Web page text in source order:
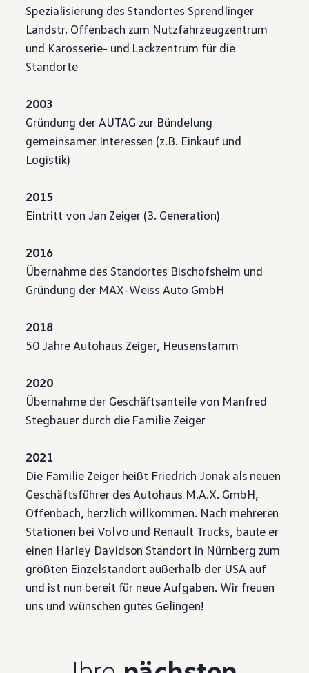
Spezialisierung des Standortes Sprendlinger
Landstr. Offenbach zum Nutzfahrzeugzentrum
und Karosserie- und Lackzentrum für die
Standorte
2003
Gründung der AUTAG zur Bündelung
gemeinsamer Interessen (z.B. Einkauf und
Logistik)
2015
Eintritt von Jan Zeiger (3. Generation)
2016
Übernahme des Standortes Bischofsheim und
Gründung der MAX-Weiss Auto GmbH
2018
50 Jahre Autohaus Zeiger, Heusenstamm
2020
Übernahme der Geschäftsanteile von Manfred
Stegbauer durch die Familie Zeiger
2021
Die Familie Zeiger heißt Friedrich Jonak als neuen
Geschäftsführer des Autohaus M.A.X. GmbH,
Offenbach, herzlich willkommen. Nach mehreren
Stationen bei Volvo und Renault Trucks, baute er
einen Harley Davidson Standort in Nürnberg zum
größten Einzelstandort außerhalb der USA auf
und ist nun bereit für neue Aufgaben. Wir freuen
uns und wünschen gutes Gelingen!